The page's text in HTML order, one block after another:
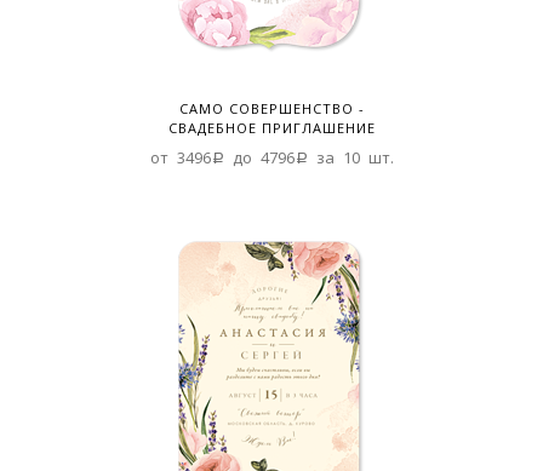
САМО СОВЕРШЕНСТВО -
СВАДЕБНОЕ ПРИГЛАШЕНИЕ
от 3496a до 4796a за 10 шт.